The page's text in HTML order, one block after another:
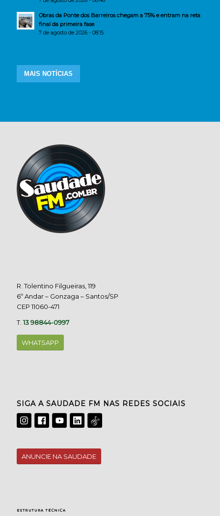
Obras da Ponte dos Barreiros chegam a 75% e entram na reta
final da primeira fase
7 de agosto de 2026 - 08:15
MAIS NOTÍCIAS
R. Tolentino Filgueiras, 119
6º Andar – Gonzaga – Santos/SP
CEP 11060-471
T.13 98844-0997
WHATSAPP
SIGA A SAUDADE FM NAS REDES SOCIAIS
ANUNCIE NA SAUDADE